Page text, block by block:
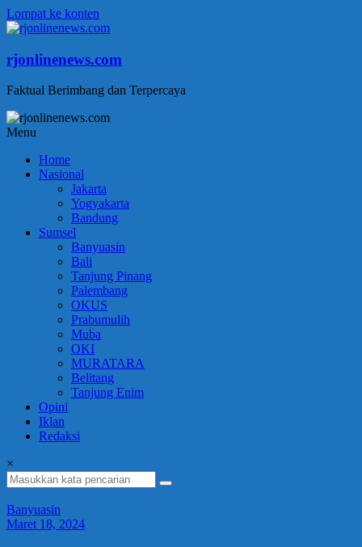
Lompat ke konten
rjonlinenews.com
Faktual Berimbang dan Terpercaya
Menu
Home
Nasional
Jakarta
Yogyakarta
Bandung
Sumsel
Banyuasin
Bali
Tanjung Pinang
Palembang
OKUS
Prabumulih
Muba
OKI
MURATARA
Belitang
Tanjung Enim
Opini
Iklan
Redaksi
×
Banyuasin
Maret 18, 2024